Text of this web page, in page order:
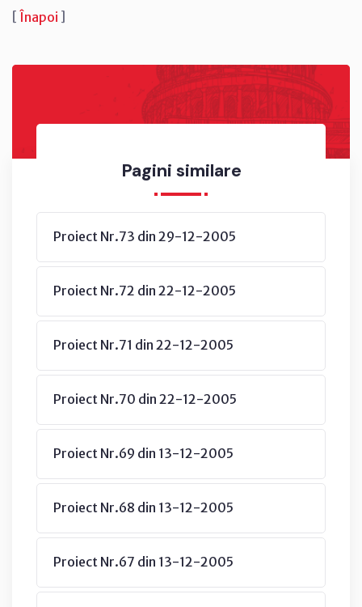
Pagini similare
Proiect Nr.73 din 29-12-2005
Proiect Nr.72 din 22-12-2005
Proiect Nr.71 din 22-12-2005
Proiect Nr.70 din 22-12-2005
Proiect Nr.69 din 13-12-2005
Proiect Nr.68 din 13-12-2005
Proiect Nr.67 din 13-12-2005
[ Înapoi ]